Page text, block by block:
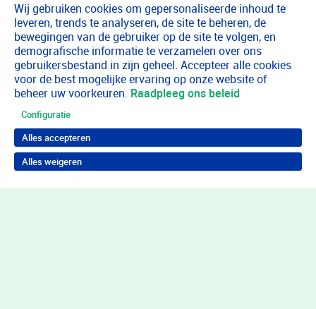
Wij gebruiken cookies om gepersonaliseerde inhoud te
leveren, trends te analyseren, de site te beheren, de
bewegingen van de gebruiker op de site te volgen, en
demografische informatie te verzamelen over ons
gebruikersbestand in zijn geheel. Accepteer alle cookies
voor de best mogelijke ervaring op onze website of
beheer uw voorkeuren. Raadpleeg ons beleid
Configuratie
Alles accepteren
Alles weigeren